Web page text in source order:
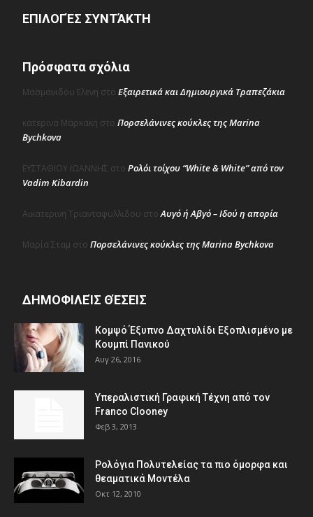
ΕΠΙΛΟΓΈΣ ΣΥΝΤΆΚΤΗ
Πρόσφατα σχόλια
Μασμανιδου Ελενη στο Εξαιρετικά και Δημιουργικά Τραπεζάκια
κατερινα Μαρκακη στο Πορσελάνινες κούκλες της Marina
Bychkova
ΕΥΣΤΑΘΙΟΥ ΙΩΑΝΝΗΣ στο Ρολόι τοίχου “White & White” από τον
Vadim Kibardin
Αικατερινη Τριανταφυλλιδου στοΑυγό ή Αβγό – Ιδού η απορία
Μαρία Σταμ στο Πορσελάνινες κούκλες της Marina Bychkova
ΔΗΜΟΦΙΛΕΊΣ ΘΈΣΕΙΣ
Κομψό Έξυπνο Δαχτυλίδι Εξοπλισμένο με
Κουμπί Πανικού
Αυγ 26, 2016
Υπεραλιστική Γραφική Τέχνη από τον
Franco Clooney
Φεβ 3, 2013
Ρολόγια Πολυτελείας τα πιο όμορφα και
θεαματικά Μοντέλα
Οκτ 12, 2010